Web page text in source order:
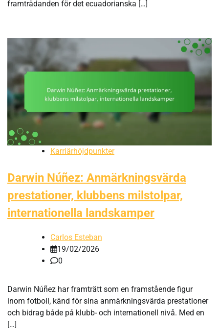
framträdanden för det ecuadorianska […]
Karriärhöjdpunkter
Darwin Núñez: Anmärkningsvärda
prestationer, klubbens milstolpar,
internationella landskamper
Carlos Esteban
19/02/2026
0
Darwin Núñez har framträtt som en framstående figur
inom fotboll, känd för sina anmärkningsvärda prestationer
och bidrag både på klubb- och internationell nivå. Med en
[…]